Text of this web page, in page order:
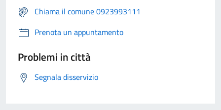
Chiama il comune 0923993111
Prenota un appuntamento
Problemi in città
Segnala disservizio